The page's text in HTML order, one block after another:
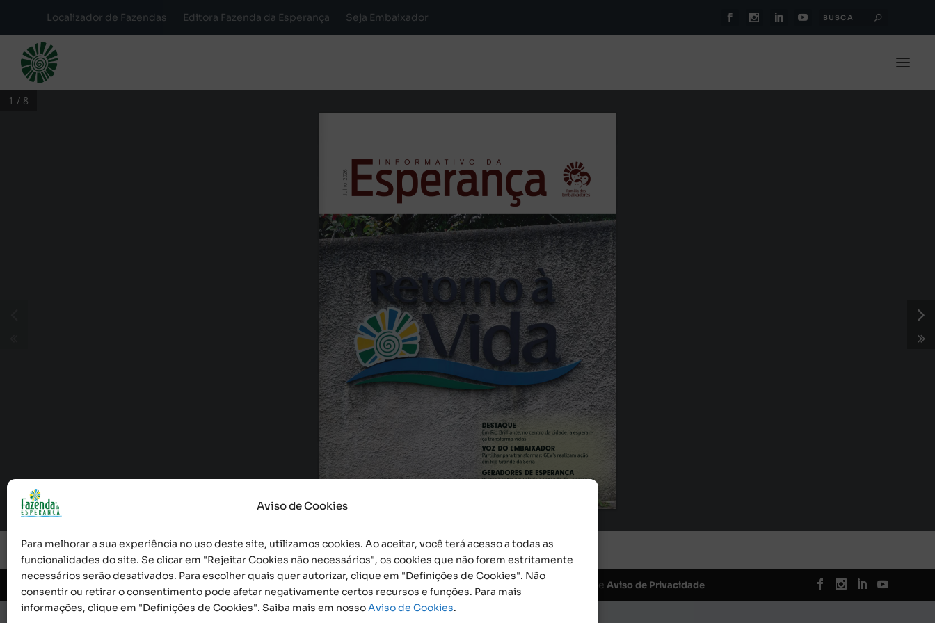
Aviso de Cookies
Para melhorar a sua experiência no uso deste site, utilizamos cookies. Ao aceitar, você terá acesso a todas as
funcionalidades do site. Se clicar em "Rejeitar Cookies não necessários", os cookies que não forem estritamente
necessários serão desativados. Para escolher quais quer autorizar, clique em "Definições de Cookies". Não
consentir ou retirar o consentimento pode afetar negativamente certos recursos e funções. Para mais
informações, clique em "Definições de Cookies". Saiba mais em nossoAviso de Cookies.
Localizador de Fazendas Editora Fazenda da Esperança Seja Embaixador
Julho  2026
Foto: Evandro Moreira
DESTAQUE
Em Rio Brilhante, no centro da cidade, a esperan-
ça transforma vidas
VOZ DO EMBAIXADOR
Partilhar para transformar: GEV’s realizam ação
em Rio Grande da Serra
GERADORES DE ESPERANÇA
Parceria entre Art Toledo e Fazenda da Esperança:
1 / 8
© 2026 Obra Social Nossa Senhora da Gloria - Fazenda da Esperança. CNPJ: 48555775000150 | eAviso de Privacidade